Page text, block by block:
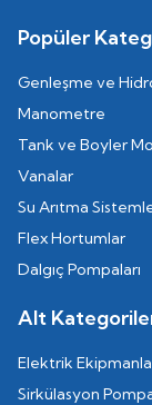
Popüler
Genleşme ve
Manometre
Tank ve Boyler
Vanalar
Su Arıtma
Flex Hortumlar
Dalgıç Pompaları
Alt
Elektrik
Sirkülasyon